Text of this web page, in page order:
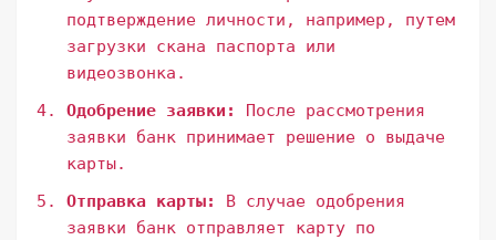
подтверждение личности, например, путем
загрузки скана паспорта или
видеозвонка.
Одобрение заявки:
После рассмотрения
заявки банк принимает решение о выдаче
карты.
Отправка карты:
В случае одобрения
заявки банк отправляет карту по